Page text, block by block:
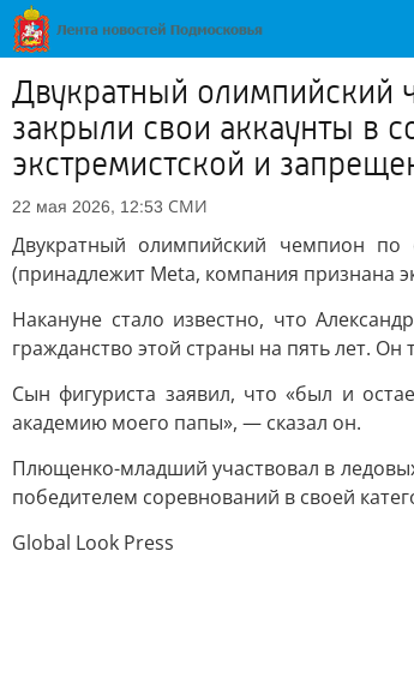
Двукратный олимпийский
закрыли свои аккаунты в
экстремистской и
22 мая 2026, 12:53 СМИ
Двукратный олимпийский чемпион
(принадлежит Meta, компания признана
Накануне стало известно, что
гражданство этой страны на пять лет. Он
Сын фигуриста заявил, что «был и
академию моего папы», — сказал он.
Плющенко-младший участвовал в
победителем соревнований в своей
Global Look Press